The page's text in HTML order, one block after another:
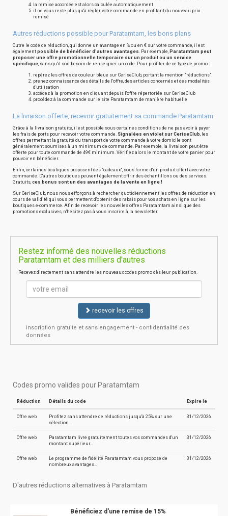
la remise accordée est alors calculée automatiquement
il ne vous reste plus qu'à régler votre commande en profitant du nouveau prix
remisé
Autres réductions possible pour Paratamtam, les bons plans
Outre le code de réduction, qui donne un avantage en % ou en € sur votre commande, il est
également possible de bénéficier d'autres avantages. Par exemple, Paratamtam peut
proposer une offre promotionnelle temporaire sur un produit ou un service
spécifique, sans qu'il soit besoin de renseigner un code. Pour profiter de ce type de promo :
repérez les offres de couleur bleue sur CeriseClub, portant la mention "réductions"
prenez connaissance des détails de l'offre, des articles concernés et des modalités
d'utilisation
accédez à la promotion en cliquant depuis l'offre répertoriée sur CeriseClub
procédez à la commande sur le site Paratamtam de manière habituelle
La livraison offerte, recevoir gratuitement sa commande Paratamtam
Grâce à la livraison gratuite, il est possible sous certaines conditions de ne pas avoir à payer
les frais de ports pour recevoir votre commande. Signalées en violet sur CeriseClub, les
offres permettant la gratuité du transport de votre commande à votre domicile sont
généralement soumises à un minimum de commande. Par exemple, la livraison peut être
offerte pour toute commande de 49€ minimum. Vérifiez alors le montant de votre panier pour
pouvoir en bénéficier.
Enfin, certaines boutiques proposent des "cadeaux", sous forme d'un produit offert avec votre
commande. D'autres boutiques peuvent également offrir des échantillons ou des services.
Gratuits, ces bonus sont un des avantages de la vente en ligne !
Sur CeriseClub, nous nous efforçons à rechercher quotidiennement les offres de réduction en
cours de validité qui vous permettent d'obtenir des rabais pour vos achats en ligne sur les
boutiques e-commerce. Afin de recevoir les nouvelles offres Paratamtam ainsi que des
promotions exclusives, n'hésitez pas à vous inscrire à la newsletter.
Restez informé des nouvelles réductions
Paratamtam et des milliers d'autres
Recevez directement sans attendre les nouveaux codes promo dès leur publication.
recevoir les offres
inscription gratuite et sans engagement - confidentialité des
données
Codes promo valides pour Paratamtam
Réduction Détails du code Expire le
Offre web
Profitez sans attendre de réductions jusqu'à 25% sur une
sélection…
31/12/2026
Offre web
Paratamtam livre gratuitement toutes vos commandes d'un
montant supérieur…
31/12/2026
Offre web
Le programme de fidélité Paratamtam vous propose de
nombreux avantages…
31/12/2026
D'autres réductions alternatives à Paratamtam
Bénéficiez d'une remise de 15%